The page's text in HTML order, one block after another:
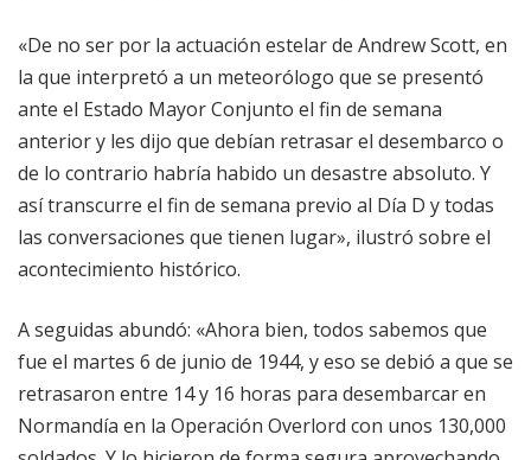
«De no ser por la actuación estelar de Andrew Scott, en
la que interpretó a un meteorólogo que se presentó
ante el Estado Mayor Conjunto el fin de semana
anterior y les dijo que debían retrasar el desembarco o
de lo contrario habría habido un desastre absoluto. Y
así transcurre el fin de semana previo al Día D y todas
las conversaciones que tienen lugar», ilustró sobre el
acontecimiento histórico.
A seguidas abundó: «Ahora bien, todos sabemos que
fue el martes 6 de junio de 1944, y eso se debió a que se
retrasaron entre 14 y 16 horas para desembarcar en
Normandía en la Operación Overlord con unos 130,000